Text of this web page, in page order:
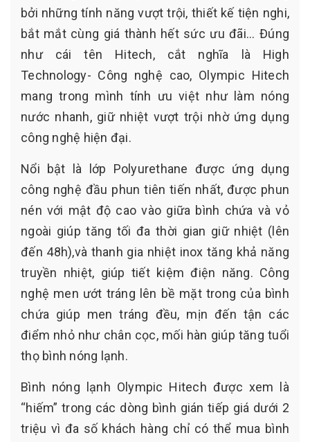
bởi những tính năng vượt trội, thiết kế tiện nghi,
bắt mắt cùng giá thành hết sức ưu đãi... Đúng
như cái tên Hitech, cắt nghĩa là High
Technology- Công nghệ cao, Olympic Hitech
mang trong mình tính ưu việt như làm nóng
nước nhanh, giữ nhiệt vượt trội nhờ ứng dụng
công nghệ hiện đại.
Nổi bật là lớp Polyurethane được ứng dụng
công nghệ đầu phun tiên tiến nhất, được phun
nén với mật độ cao vào giữa bình chứa và vỏ
ngoài giúp tăng tối đa thời gian giữ nhiệt (lên
đến 48h),và thanh gia nhiệt inox tăng khả năng
truyền nhiệt, giúp tiết kiệm điện năng. Công
nghệ men ướt tráng lên bề mặt trong của bình
chứa giúp men tráng đều, mịn đến tận các
điểm nhỏ như chân cọc, mối hàn giúp tăng tuổi
thọ bình nóng lạnh.
Bình nóng lạnh Olympic Hitech được xem là
“hiếm” trong các dòng bình gián tiếp giá dưới 2
triệu vì đa số khách hàng chỉ có thể mua bình